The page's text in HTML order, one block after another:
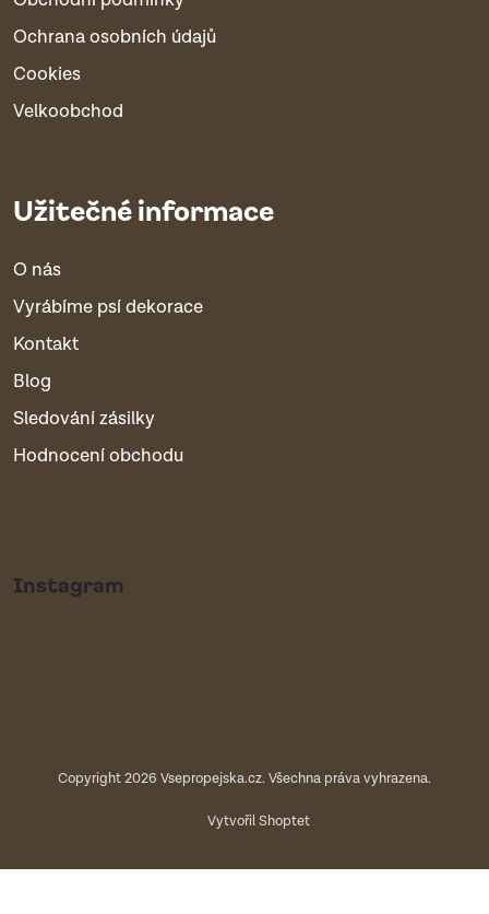
Ochrana osobních údajů
Cookies
Velkoobchod
Užitečné informace
O nás
Vyrábíme psí dekorace
Kontakt
Blog
Sledování zásilky
Hodnocení obchodu
Instagram
Vytvořil Shoptet
Copyright 2026 Vsepropejska.cz. Všechna práva vyhrazena.